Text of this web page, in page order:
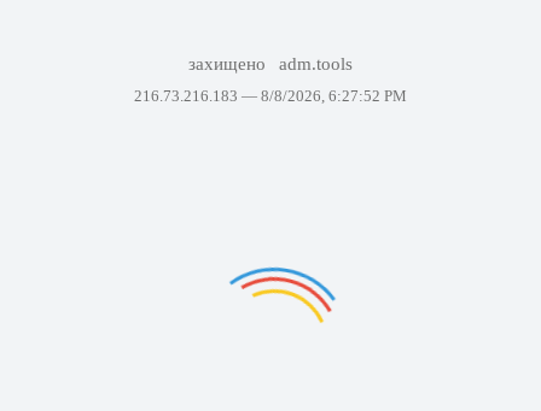
захищено adm.tools
216.73.216.183 — 8/8/2026, 6:27:52 PM